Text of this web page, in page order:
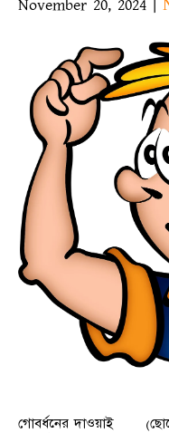
November 20, 2024 |
গোবর্ধনের দাওয়াই